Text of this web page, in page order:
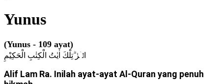
Yunus
(Yunus - 109 ayat)
الۤرٰ ۗتِلْكَ اٰيٰتُ الْكِتٰبِ الْحَكِيْمِ
Alif Lam Ra. Inilah ayat-ayat Al-Quran yang penuh